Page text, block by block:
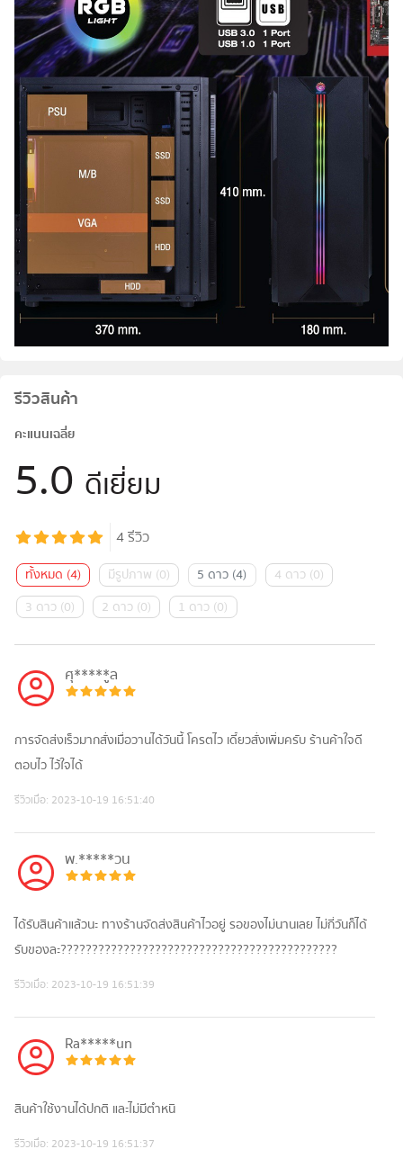
รีวิวสินค้า
คะแนนเฉลี่ย
5.0 ดีเยี่ยม
4รีวิว
ทั้งหมด (4) มีรูปภาพ (0) 5 ดาว (4) 4 ดาว (0)
3 ดาว (0) 2 ดาว (0) 1 ดาว (0)
ศุ*****ูล
การจัดส่งเร็วมากสั่งเมื่อวานได้วันนี้ โครตไว เดี๋ยวสั่งเพิ่มครับ ร้านค้าใจดี
ตอบไว ไว้ใจได้
รีวิวเมื่อ: 2023-10-19 16:51:40
พ.*****วน
ได้รับสินค้าแล้วนะ ทางร้านจัดส่งสินค้าไวอยู่ รอของไม่นานเลย ไม่กี่วันก็ได้
รับของละ????????????????????????????????????????????
รีวิวเมื่อ: 2023-10-19 16:51:39
Ra*****un
สินค้าใช้งานได้ปกติ และไม่มีตำหนิ
รีวิวเมื่อ: 2023-10-19 16:51:37